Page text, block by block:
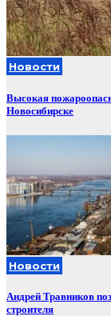
Новости
Высокая
Новосибирске
Новости
Андрей Травников
строителя